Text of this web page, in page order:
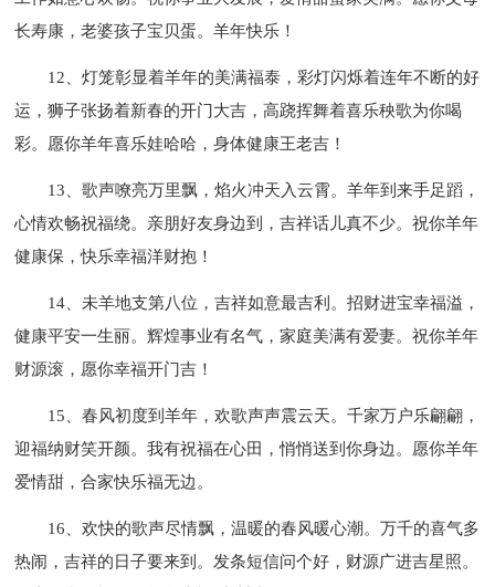
长寿康，老婆孩子宝贝蛋。羊年快乐！
12、灯笼彰显着羊年的美满福泰，彩灯闪烁着连年不断的好
运，狮子张扬着新春的开门大吉，高跷挥舞着喜乐秧歌为你喝
彩。愿你羊年喜乐娃哈哈，身体健康王老吉！
13、歌声嘹亮万里飘，焰火冲天入云霄。羊年到来手足蹈，
心情欢畅祝福绕。亲朋好友身边到，吉祥话儿真不少。祝你羊年
健康保，快乐幸福洋财抱！
14、未羊地支第八位，吉祥如意最吉利。招财进宝幸福溢，
健康平安一生丽。辉煌事业有名气，家庭美满有爱妻。祝你羊年
财源滚，愿你幸福开门吉！
15、春风初度到羊年，欢歌声声震云天。千家万户乐翩翩，
迎福纳财笑开颜。我有祝福在心田，悄悄送到你身边。愿你羊年
爱情甜，合家快乐福无边。
16、欢快的歌声尽情飘，温暖的春风暖心潮。万千的喜气多
热闹，吉祥的日子要来到。发条短信问个好，财源广进吉星照。